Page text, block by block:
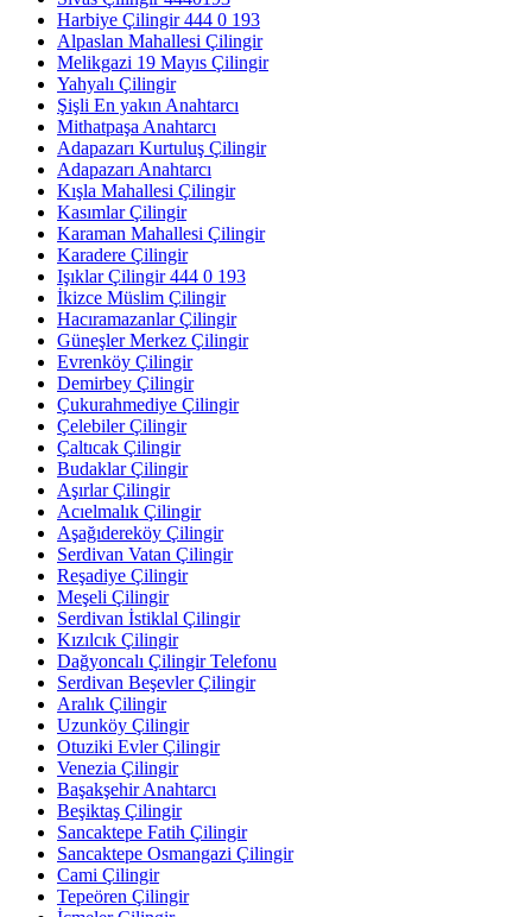
Harbiye Çilingir 444 0 193
Alpaslan Mahallesi Çilingir
Melikgazi 19 Mayıs Çilingir
Yahyalı Çilingir
Şişli En yakın Anahtarcı
Mithatpaşa Anahtarcı
Adapazarı Kurtuluş Çilingir
Adapazarı Anahtarcı
Kışla Mahallesi Çilingir
Kasımlar Çilingir
Karaman Mahallesi Çilingir
Karadere Çilingir
Işıklar Çilingir 444 0 193
İkizce Müslim Çilingir
Hacıramazanlar Çilingir
Güneşler Merkez Çilingir
Evrenköy Çilingir
Demirbey Çilingir
Çukurahmediye Çilingir
Çelebiler Çilingir
Çaltıcak Çilingir
Budaklar Çilingir
Aşırlar Çilingir
Acıelmalık Çilingir
Aşağıdereköy Çilingir
Serdivan Vatan Çilingir
Reşadiye Çilingir
Meşeli Çilingir
Serdivan İstiklal Çilingir
Kızılcık Çilingir
Dağyoncalı Çilingir Telefonu
Serdivan Beşevler Çilingir
Aralık Çilingir
Uzunköy Çilingir
Otuziki Evler Çilingir
Venezia Çilingir
Başakşehir Anahtarcı
Beşiktaş Çilingir
Sancaktepe Fatih Çilingir
Sancaktepe Osmangazi Çilingir
Cami Çilingir
Tepeören Çilingir